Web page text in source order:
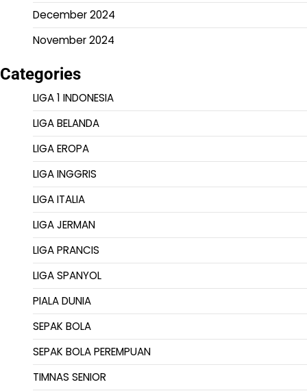
December 2024
November 2024
Categories
LIGA 1 INDONESIA
LIGA BELANDA
LIGA EROPA
LIGA INGGRIS
LIGA ITALIA
LIGA JERMAN
LIGA PRANCIS
LIGA SPANYOL
PIALA DUNIA
SEPAK BOLA
SEPAK BOLA PEREMPUAN
TIMNAS SENIOR